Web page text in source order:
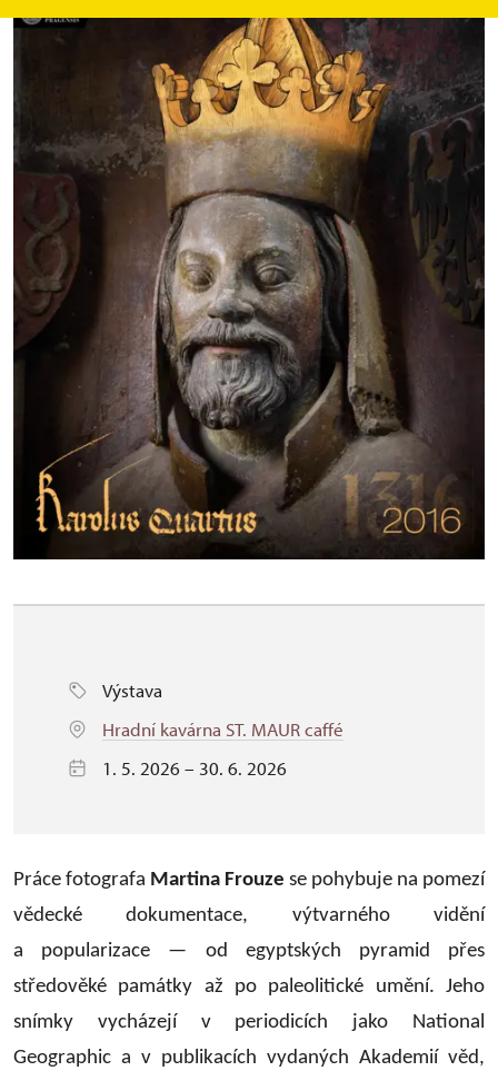
Výstava
Hradní kavárna ST. MAUR caffé
1. 5. 2026 – 30. 6. 2026
Práce fotografa Martina Frouze se pohybuje na pomezí
vědecké dokumentace, výtvarného vidění
a popularizace — od egyptských pyramid přes
středověké památky až po paleolitické umění. Jeho
snímky vycházejí v periodicích jako National
Geographic a v publikacích vydaných Akademií věd,